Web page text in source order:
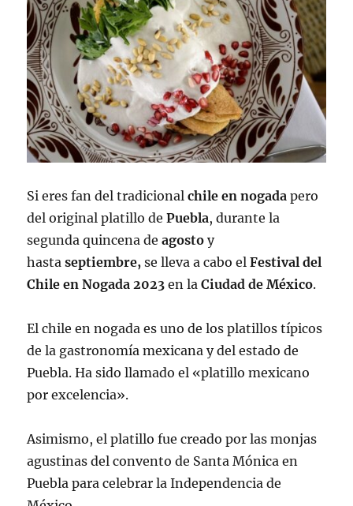
Si eres fan del tradicionalchile en nogada pero
del original platillo dePuebla, durante la
segunda quincena deagostoy
hastaseptiembre, se lleva a cabo el Festival del
Chile en Nogada 2023 en laCiudad de México.
El chile en nogada es uno de los platillos típicos
de la gastronomía mexicana y del estado de
Puebla. Ha sido llamado el «platillo mexicano
por excelencia».​
Asimismo, el platillo fue creado por las monjas
agustinas del convento de Santa Mónica en
Puebla para celebrar la Independencia de